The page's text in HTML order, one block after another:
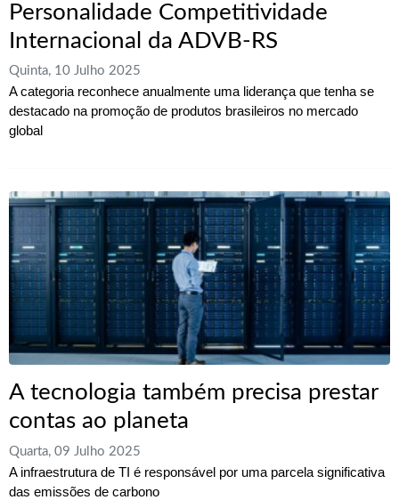
Personalidade Competitividade
Internacional da ADVB-RS
Quinta, 10 Julho 2025
A categoria reconhece anualmente uma liderança que tenha se
destacado na promoção de produtos brasileiros no mercado
global
A tecnologia também precisa prestar
contas ao planeta
Quarta, 09 Julho 2025
A infraestrutura de TI é responsável por uma parcela significativa
das emissões de carbono